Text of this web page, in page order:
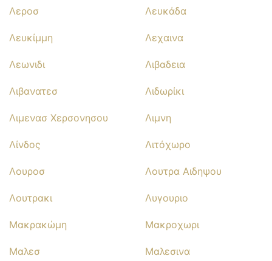
Λεροσ Λευκάδα
Λευκίμμη Λεχαινα
Λεωνιδι Λιβαδεια
Λιβανατεσ Λιδωρίκι
Λιμενασ Χερσονησου Λιμνη
Λίνδος Λιτόχωρο
Λουροσ Λουτρα Αιδηψου
Λουτρακι Λυγουριο
Μακρακώμη Μακροχωρι
Μαλεσ Μαλεσινα